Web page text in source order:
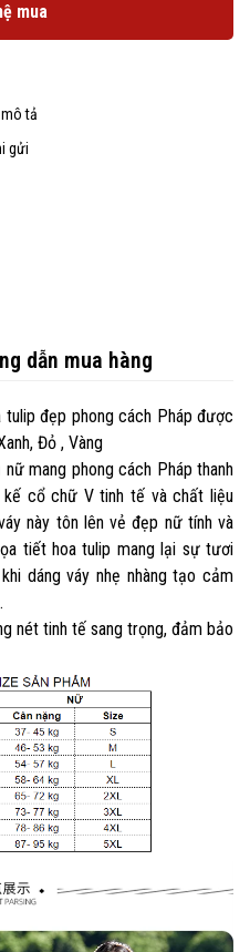
mua
tả
gửi
dẫn mua hàng
tulip đẹp phong cách Pháp được
Đỏ , Vàng
mang phong cách Pháp thanh
cổ chữ V tinh tế và chất liệu
này tôn lên vẻ đẹp nữ tính và
tiết hoa tulip mang lại sự tươi
dáng váy nhẹ nhàng tạo cảm
nét tinh tế sang trọng, đảm bảo